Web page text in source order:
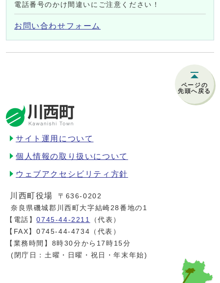
電話番号のかけ間違いにご注意ください！
お問い合わせフォーム
ページの
先頭へ戻る
サイト運用について
個人情報の取り扱いについて
ウェブアクセシビリティ方針
川西町役場
〒636-0202
奈良県磯城郡川西町大字結崎28番地の1
【電話】0745-44-2211
（代表）
【FAX】0745-44-4734（代表）
【業務時間】8時30分から17時15分
(閉庁日：土曜・日曜・祝日・年末年始)